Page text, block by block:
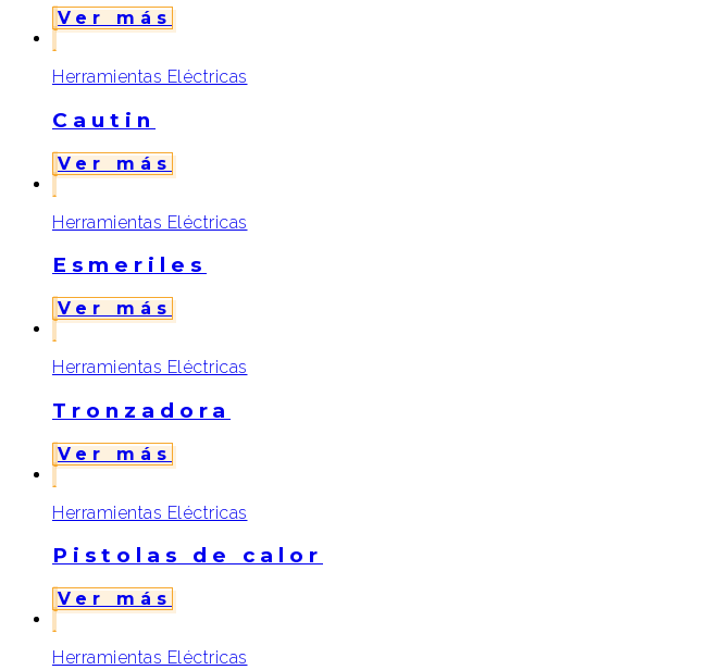
Ver más
Herramientas Eléctricas
Cautin
Ver más
Herramientas Eléctricas
Esmeriles
Ver más
Herramientas Eléctricas
Tronzadora
Ver más
Herramientas Eléctricas
Pistolas de calor
Ver más
Herramientas Eléctricas